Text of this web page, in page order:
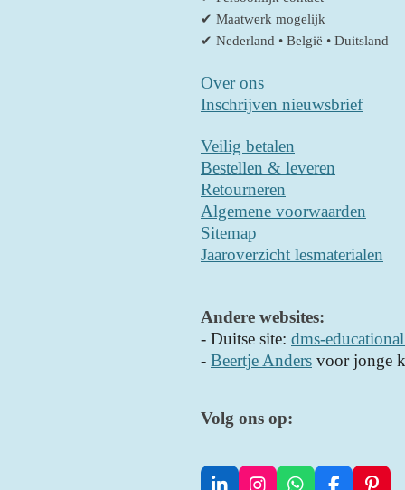
✔ Maatwerk mogelijk
✔ Nederland • België • Duitsland
Over ons
Inschrijven nieuwsbrief
Veilig betalen
Bestellen & leveren
Retourneren
Algemene voorwaarden
Sitemap
Jaaroverzicht lesmaterialen
Andere websites:
- Duitse site: dms-
- Beertje Anders voor jonge
Volg ons op: